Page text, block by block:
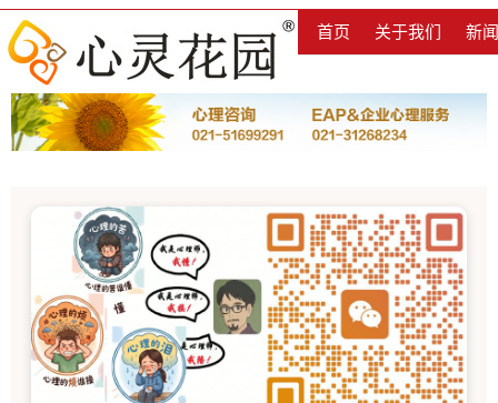
首页 关于我们 新